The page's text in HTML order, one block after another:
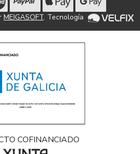
MEIGASOFT. Tecnología
COFINANCIADO